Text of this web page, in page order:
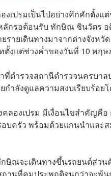
เปรมเป็นไปอย่างคึกคักตั้งแ
ลักรอต้อนรับ ทักษิณ ชินวัตร
ายเดินทางมาจากต่างจังหวั
ตั้งแต่ช่วงค่ำของวันที่ 10 พฤ
ที่ตำรวจสถานีตำรวจนครบา
ำลังดูแลความสงบเรียบร้อย
ลองเปรม มีเงื่อนไขสำคัญคือ
บครัว พร้อมด้วยแกนนำและ
ษิณจะเดินทางขึ้นรถยนต์ส่วน
านที่คุมประพฤติจนกว่าจะพ้